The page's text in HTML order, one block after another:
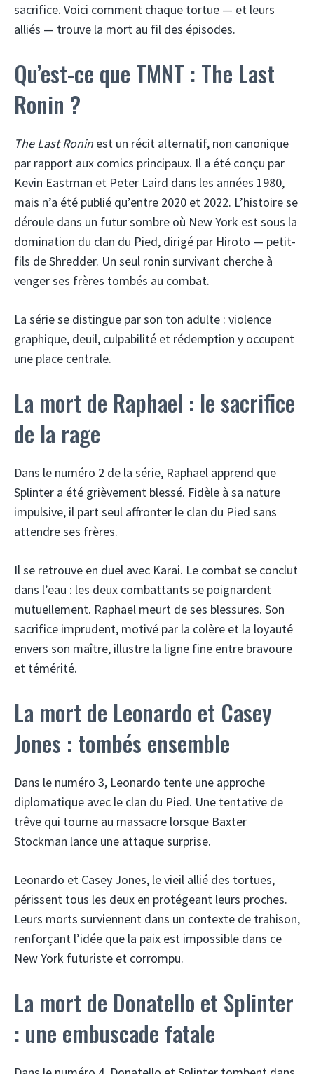
sacrifice. Voici comment chaque tortue — et leurs
alliés — trouve la mort au fil des épisodes.
Qu’est-ce que TMNT : The Last
Ronin ?
The Last Ronin est un récit alternatif, non canonique
par rapport aux comics principaux. Il a été conçu par
Kevin Eastman et Peter Laird dans les années 1980,
mais n’a été publié qu’entre 2020 et 2022. L’histoire se
déroule dans un futur sombre où New York est sous la
domination du clan du Pied, dirigé par Hiroto — petit-
fils de Shredder. Un seul ronin survivant cherche à
venger ses frères tombés au combat.
La série se distingue par son ton adulte : violence
graphique, deuil, culpabilité et rédemption y occupent
une place centrale.
La mort de Raphael : le sacrifice
de la rage
Dans le numéro 2 de la série, Raphael apprend que
Splinter a été grièvement blessé. Fidèle à sa nature
impulsive, il part seul affronter le clan du Pied sans
attendre ses frères.
Il se retrouve en duel avec Karai. Le combat se conclut
dans l’eau : les deux combattants se poignardent
mutuellement. Raphael meurt de ses blessures. Son
sacrifice imprudent, motivé par la colère et la loyauté
envers son maître, illustre la ligne fine entre bravoure
et témérité.
La mort de Leonardo et Casey
Jones : tombés ensemble
Dans le numéro 3, Leonardo tente une approche
diplomatique avec le clan du Pied. Une tentative de
trêve qui tourne au massacre lorsque Baxter
Stockman lance une attaque surprise.
Leonardo et Casey Jones, le vieil allié des tortues,
périssent tous les deux en protégeant leurs proches.
Leurs morts surviennent dans un contexte de trahison,
renforçant l’idée que la paix est impossible dans ce
New York futuriste et corrompu.
La mort de Donatello et Splinter
: une embuscade fatale